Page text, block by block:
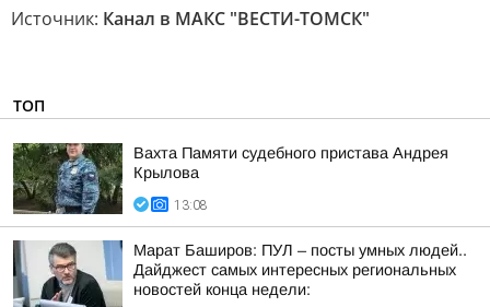
Источник: Канал в МАКС "ВЕСТИ-ТОМСК"
ТОП
Вахта Памяти судебного пристава Андрея
Крылова
13:08
Марат Баширов: ПУЛ – посты умных людей..
Дайджест самых интересных региональных
новостей конца недели: